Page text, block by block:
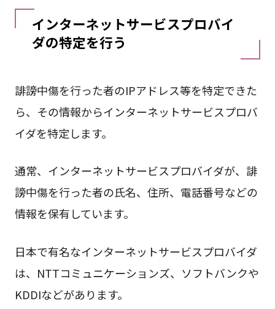
インターネットサービスプロバイ
ダの特定を行う
誹謗中傷を行った者のIPアドレス等を特定できた
ら、その情報からインターネットサービスプロバ
イダを特定します。
通常、インターネットサービスプロバイダが、誹
謗中傷を行った者の氏名、住所、電話番号などの
情報を保有しています。
日本で有名なインターネットサービスプロバイダ
は、NTTコミュニケーションズ、ソフトバンクや
KDDIなどがあります。